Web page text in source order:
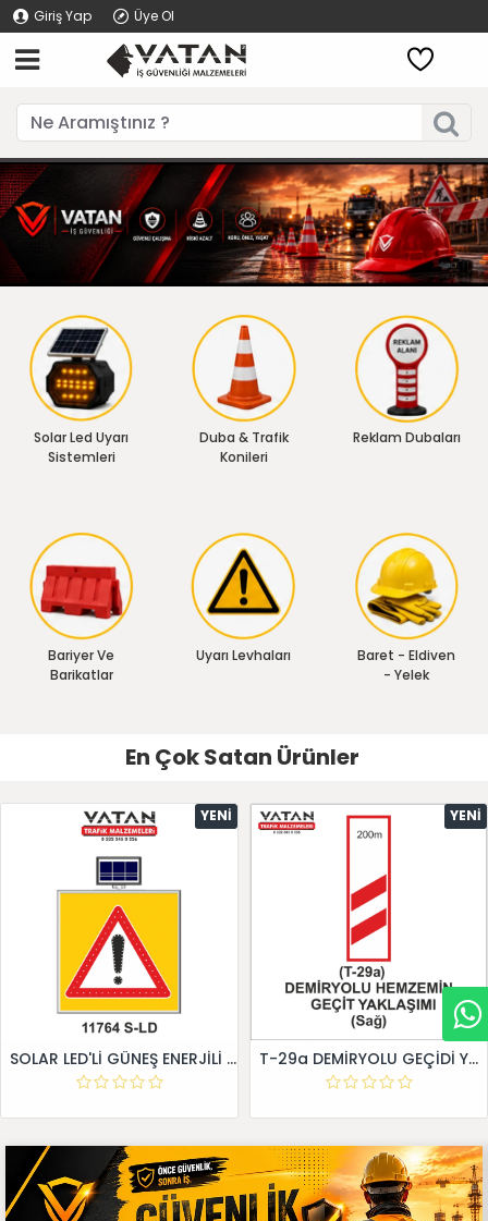
Giriş Yap Üye Ol
Solar Led Uyarı
Sistemleri
Duba & Trafik
Konileri
Reklam Dubaları
Bariyer Ve
Barikatlar
Uyarı Levhaları
Baret - Eldiven
- Yelek
En Çok Satan Ürünler
YENI
SOLAR LED'Lİ GÜNEŞ ENERJİLİ LEVHA
YENI
T-29a DEMİRYOLU GEÇİDİ YAKLAŞIM LEVHALARI (Sağ)